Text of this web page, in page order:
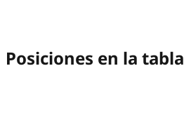
Posiciones en la tabla